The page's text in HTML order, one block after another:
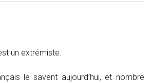
un extrémiste.
le savent aujourd’hui, et nombre